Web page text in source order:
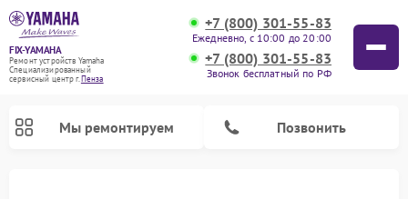
FIX-YAMAHA
Ремонт устройств Yamaha
Специализированный
cервисный центр г.Пенза
+7 (800) 301-55-83
Ежедневно, с 10:00 до 20:00
+7 (800) 301-55-83
Звонок бесплатный по РФ
Мы ремонтируем Позвонить